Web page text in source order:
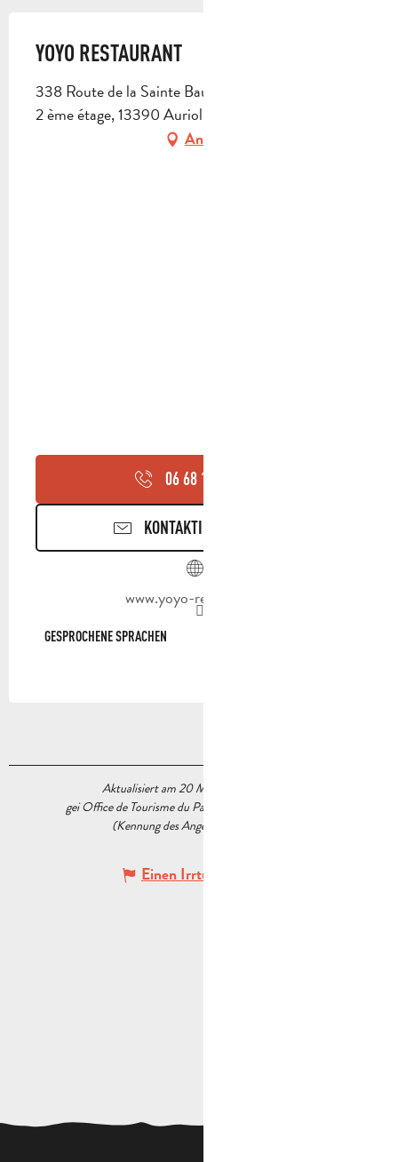
YOYO RESTAURANT
338 Route de la Sainte Baume, Espace Chanelor -
2 ème étage, 13390 Auriol
Anfahrt
06 68 17 35
KONTAKTIEREN SIE UNS
www.yoyo-restaurant.fr
GESPROCHENE SPRACHEN
GESPROCHENE SPRACHEN
Aktualisiert am 20 Mai 2026 Um 11:09
gei Office de Tourisme du Pays d’Aubagne et de l’Étoile
(Kennung des Angebots :
Einen Irrtum angeben